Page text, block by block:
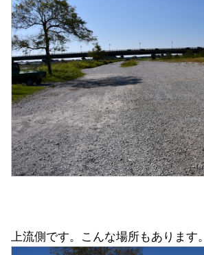
上流側です。こんな場所もあります。